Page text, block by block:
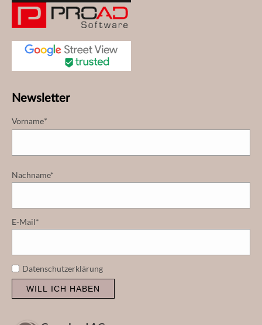
Newsletter
Vorname*
Nachname*
E-Mail*
Datenschutzerklärung
WILL ICH HABEN